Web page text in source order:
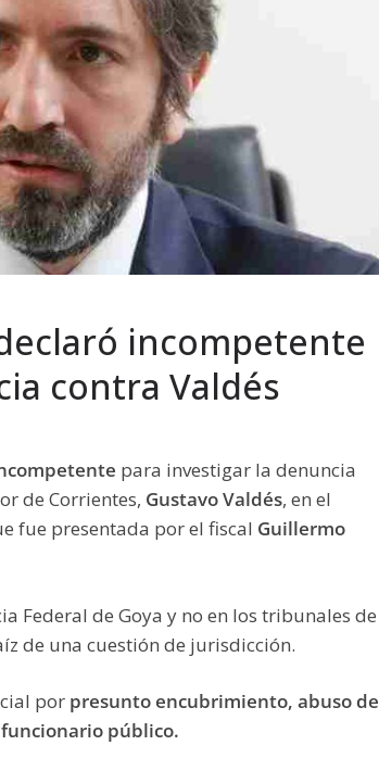
incompetente
contra Valdés
para investigar la denuncia
de Corrientes, Gustavo Valdés, en el
fue presentada por el fiscal Guillermo
Federal de Goya y no en los tribunales de
de una cuestión de jurisdicción.
por presunto encubrimiento, abuso de
público.